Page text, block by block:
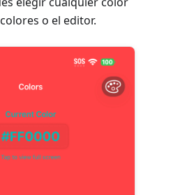
o el editor.